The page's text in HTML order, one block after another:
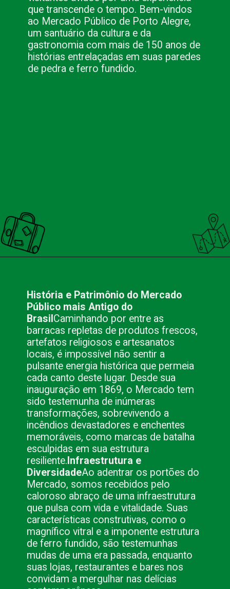
que transcende o tempo. Bem-vindos
ao Mercado Público de Porto Alegre,
um santuário da cultura e da
gastronomia com mais de 150 anos de
histórias entrelaçadas em suas paredes
de pedra e ferro fundido.
História e Patrimônio do Mercado
Público mais Antigo do
Brasil Caminhando por entre as
barracas repletas de produtos frescos,
artefatos religiosos e artesanatos
locais, é impossível não sentir a
pulsante energia histórica que permeia
cada canto deste lugar. Desde sua
inauguração em 1869, o Mercado tem
sido testemunha de inúmeras
transformações, sobrevivendo a
incêndios devastadores e enchentes
memoráveis, como marcas de batalha
esculpidas em sua estrutura
resiliente. Infraestrutura e
DiversidadeAo adentrar os portões do
Mercado, somos recebidos pelo
caloroso abraço de uma infraestrutura
que pulsa com vida e vitalidade. Suas
características construtivas, como o
magnífico vitral e a imponente estrutura
de ferro fundido, são testemunhas
mudas de uma era passada, enquanto
suas lojas, restaurantes e bares nos
convidam a mergulhar nas delícias